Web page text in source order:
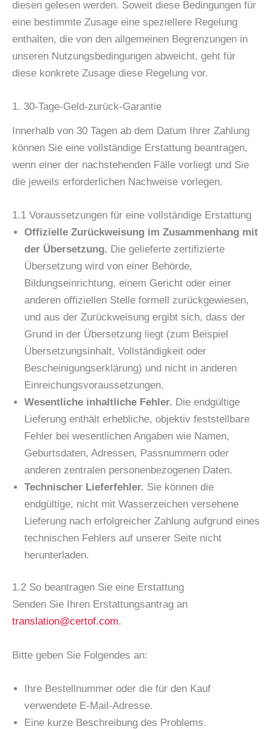
diesen gelesen werden. Soweit diese Bedingungen für
eine bestimmte Zusage eine speziellere Regelung
enthalten, die von den allgemeinen Begrenzungen in
unseren Nutzungsbedingungen abweicht, geht für
diese konkrete Zusage diese Regelung vor.
1. 30-Tage-Geld-zurück-Garantie
Innerhalb von 30 Tagen ab dem Datum Ihrer Zahlung
können Sie eine vollständige Erstattung beantragen,
wenn einer der nachstehenden Fälle vorliegt und Sie
die jeweils erforderlichen Nachweise vorlegen.
1.1 Voraussetzungen für eine vollständige Erstattung
Offizielle Zurückweisung im Zusammenhang mit
der Übersetzung. Die gelieferte zertifizierte
Übersetzung wird von einer Behörde,
Bildungseinrichtung, einem Gericht oder einer
anderen offiziellen Stelle formell zurückgewiesen,
und aus der Zurückweisung ergibt sich, dass der
Grund in der Übersetzung liegt (zum Beispiel
Übersetzungsinhalt, Vollständigkeit oder
Bescheinigungserklärung) und nicht in anderen
Einreichungsvoraussetzungen.
Wesentliche inhaltliche Fehler. Die endgültige
Lieferung enthält erhebliche, objektiv feststellbare
Fehler bei wesentlichen Angaben wie Namen,
Geburtsdaten, Adressen, Passnummern oder
anderen zentralen personenbezogenen Daten.
Technischer Lieferfehler. Sie können die
endgültige, nicht mit Wasserzeichen versehene
Lieferung nach erfolgreicher Zahlung aufgrund eines
technischen Fehlers auf unserer Seite nicht
herunterladen.
1.2 So beantragen Sie eine Erstattung
Senden Sie Ihren Erstattungsantrag an
translation@certof.com.
Bitte geben Sie Folgendes an:
Ihre Bestellnummer oder die für den Kauf
verwendete E-Mail-Adresse.
Eine kurze Beschreibung des Problems.